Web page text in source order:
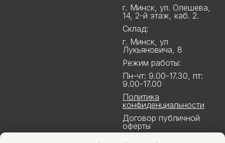
г. Минск, ул. Олешева,
14, 2-й этаж, каб. 2.
Склад:
г. Минск, ул
Лукьяновича, 8
Режим работы:
Пн-чт: 9.00-17.30, пт:
9.00-17.00
Политика
конфиденциальности
Договор публичной
оферты